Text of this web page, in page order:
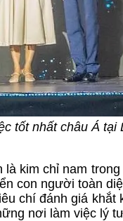
tốt nhất châu Á tại
kim chỉ nam
con người toàn
chí đánh giá khắt
nơi làm việc lý